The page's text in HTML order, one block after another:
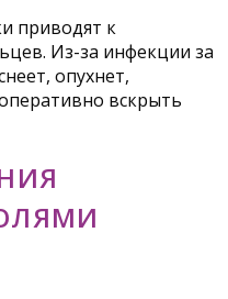
приводят к
Из-за инфекции за
опухнет,
вскрыть